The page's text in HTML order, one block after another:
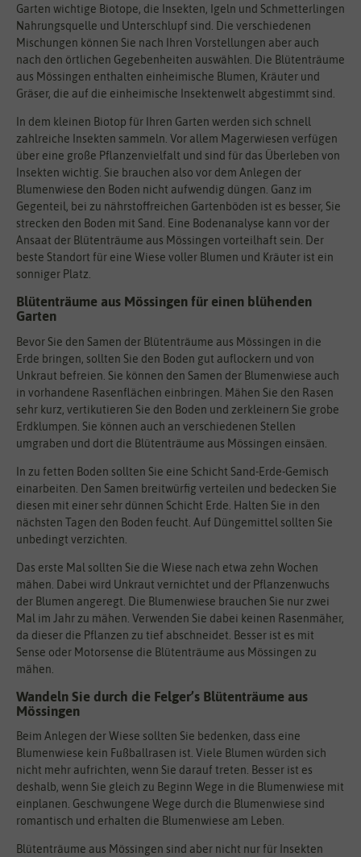
Garten wichtige Biotope, die Insekten, Igeln und Schmetterlingen
Nahrungsquelle und Unterschlupf sind. Die verschiedenen
Mischungen können Sie nach Ihren Vorstellungen aber auch
nach den örtlichen Gegebenheiten auswählen. Die Blütenträume
aus Mössingen enthalten einheimische Blumen, Kräuter und
Gräser, die auf die einheimische Insektenwelt abgestimmt sind.
In dem kleinen Biotop für Ihren Garten werden sich schnell
zahlreiche Insekten sammeln. Vor allem Magerwiesen verfügen
über eine große Pflanzenvielfalt und sind für das Überleben von
Insekten wichtig. Sie brauchen also vor dem Anlegen der
Blumenwiese den Boden nicht aufwendig düngen. Ganz im
Gegenteil, bei zu nährstoffreichen Gartenböden ist es besser, Sie
strecken den Boden mit Sand. Eine Bodenanalyse kann vor der
Ansaat der Blütenträume aus Mössingen vorteilhaft sein. Der
beste Standort für eine Wiese voller Blumen und Kräuter ist ein
sonniger Platz.
Blütenträume aus Mössingen für einen blühenden
Garten
Bevor Sie den Samen der Blütenträume aus Mössingen in die
Erde bringen, sollten Sie den Boden gut auflockern und von
Unkraut befreien. Sie können den Samen der Blumenwiese auch
in vorhandene Rasenflächen einbringen. Mähen Sie den Rasen
sehr kurz, vertikutieren Sie den Boden und zerkleinern Sie grobe
Erdklumpen. Sie können auch an verschiedenen Stellen
umgraben und dort die Blütenträume aus Mössingen einsäen.
In zu fetten Boden sollten Sie eine Schicht Sand-Erde-Gemisch
einarbeiten. Den Samen breitwürfig verteilen und bedecken Sie
diesen mit einer sehr dünnen Schicht Erde. Halten Sie in den
nächsten Tagen den Boden feucht. Auf Düngemittel sollten Sie
unbedingt verzichten.
Das erste Mal sollten Sie die Wiese nach etwa zehn Wochen
mähen. Dabei wird Unkraut vernichtet und der Pflanzenwuchs
der Blumen angeregt. Die Blumenwiese brauchen Sie nur zwei
Mal im Jahr zu mähen. Verwenden Sie dabei keinen Rasenmäher,
da dieser die Pflanzen zu tief abschneidet. Besser ist es mit
Sense oder Motorsense die Blütenträume aus Mössingen zu
mähen.
Wandeln Sie durch die Felger’s Blütenträume aus
Mössingen
Beim Anlegen der Wiese sollten Sie bedenken, dass eine
Blumenwiese kein Fußballrasen ist. Viele Blumen würden sich
nicht mehr aufrichten, wenn Sie darauf treten. Besser ist es
deshalb, wenn Sie gleich zu Beginn Wege in die Blumenwiese mit
einplanen. Geschwungene Wege durch die Blumenwiese sind
romantisch und erhalten die Blumenwiese am Leben.
Blütenträume aus Mössingen sind aber nicht nur für Insekten